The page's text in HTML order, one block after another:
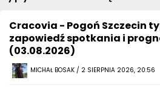
Cracovia - Pogoń Szczecin
zapowiedź spotkania i
(03.08.2026)
MICHAŁ BOSAK / 2 SIERPNIA 2026, 20:56